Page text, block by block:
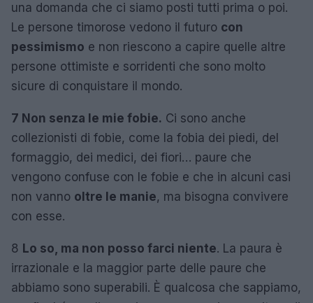
una domanda che ci siamo posti tutti prima o poi.
Le persone timorose vedono il futuro con
pessimismo e non riescono a capire quelle altre
persone ottimiste e sorridenti che sono molto
sicure di conquistare il mondo.
7 Non senza le mie fobie. Ci sono anche
collezionisti di fobie, come la fobia dei piedi, del
formaggio, dei medici, dei fiori… paure che
vengono confuse con le fobie e che in alcuni casi
non vanno oltre le manie, ma bisogna convivere
con esse.
8 Lo so, ma non posso farci niente. La paura è
irrazionale e la maggior parte delle paure che
abbiamo sono superabili. È qualcosa che sappiamo,